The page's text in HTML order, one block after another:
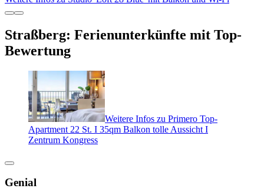
Straßberg: Ferienunterkünfte mit Top-
Bewertung
Weitere Infos zu Primero Top-
Apartment 22 St. I 35qm Balkon tolle Aussicht I
Zentrum Kongress
Genial